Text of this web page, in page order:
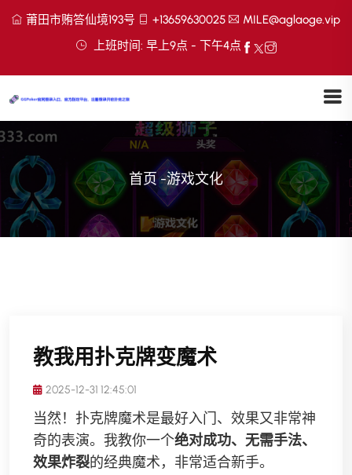
莆田市贿答仙境193号 +13659630025
MILE@aglaoge.vip
上班时间: 早上9点 - 下午4点
首页-游戏文化
教我用扑克牌变魔术
2025-12-31 12:45:01
当然！扑克牌魔术是最好入门、效果又非常神
奇的表演。我教你一个绝对成功、无需手法、
效果炸裂的经典魔术，非常适合新手。